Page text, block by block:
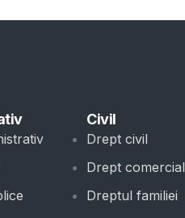
Civil
Drept civil
Drept comercial
Dreptul familiei